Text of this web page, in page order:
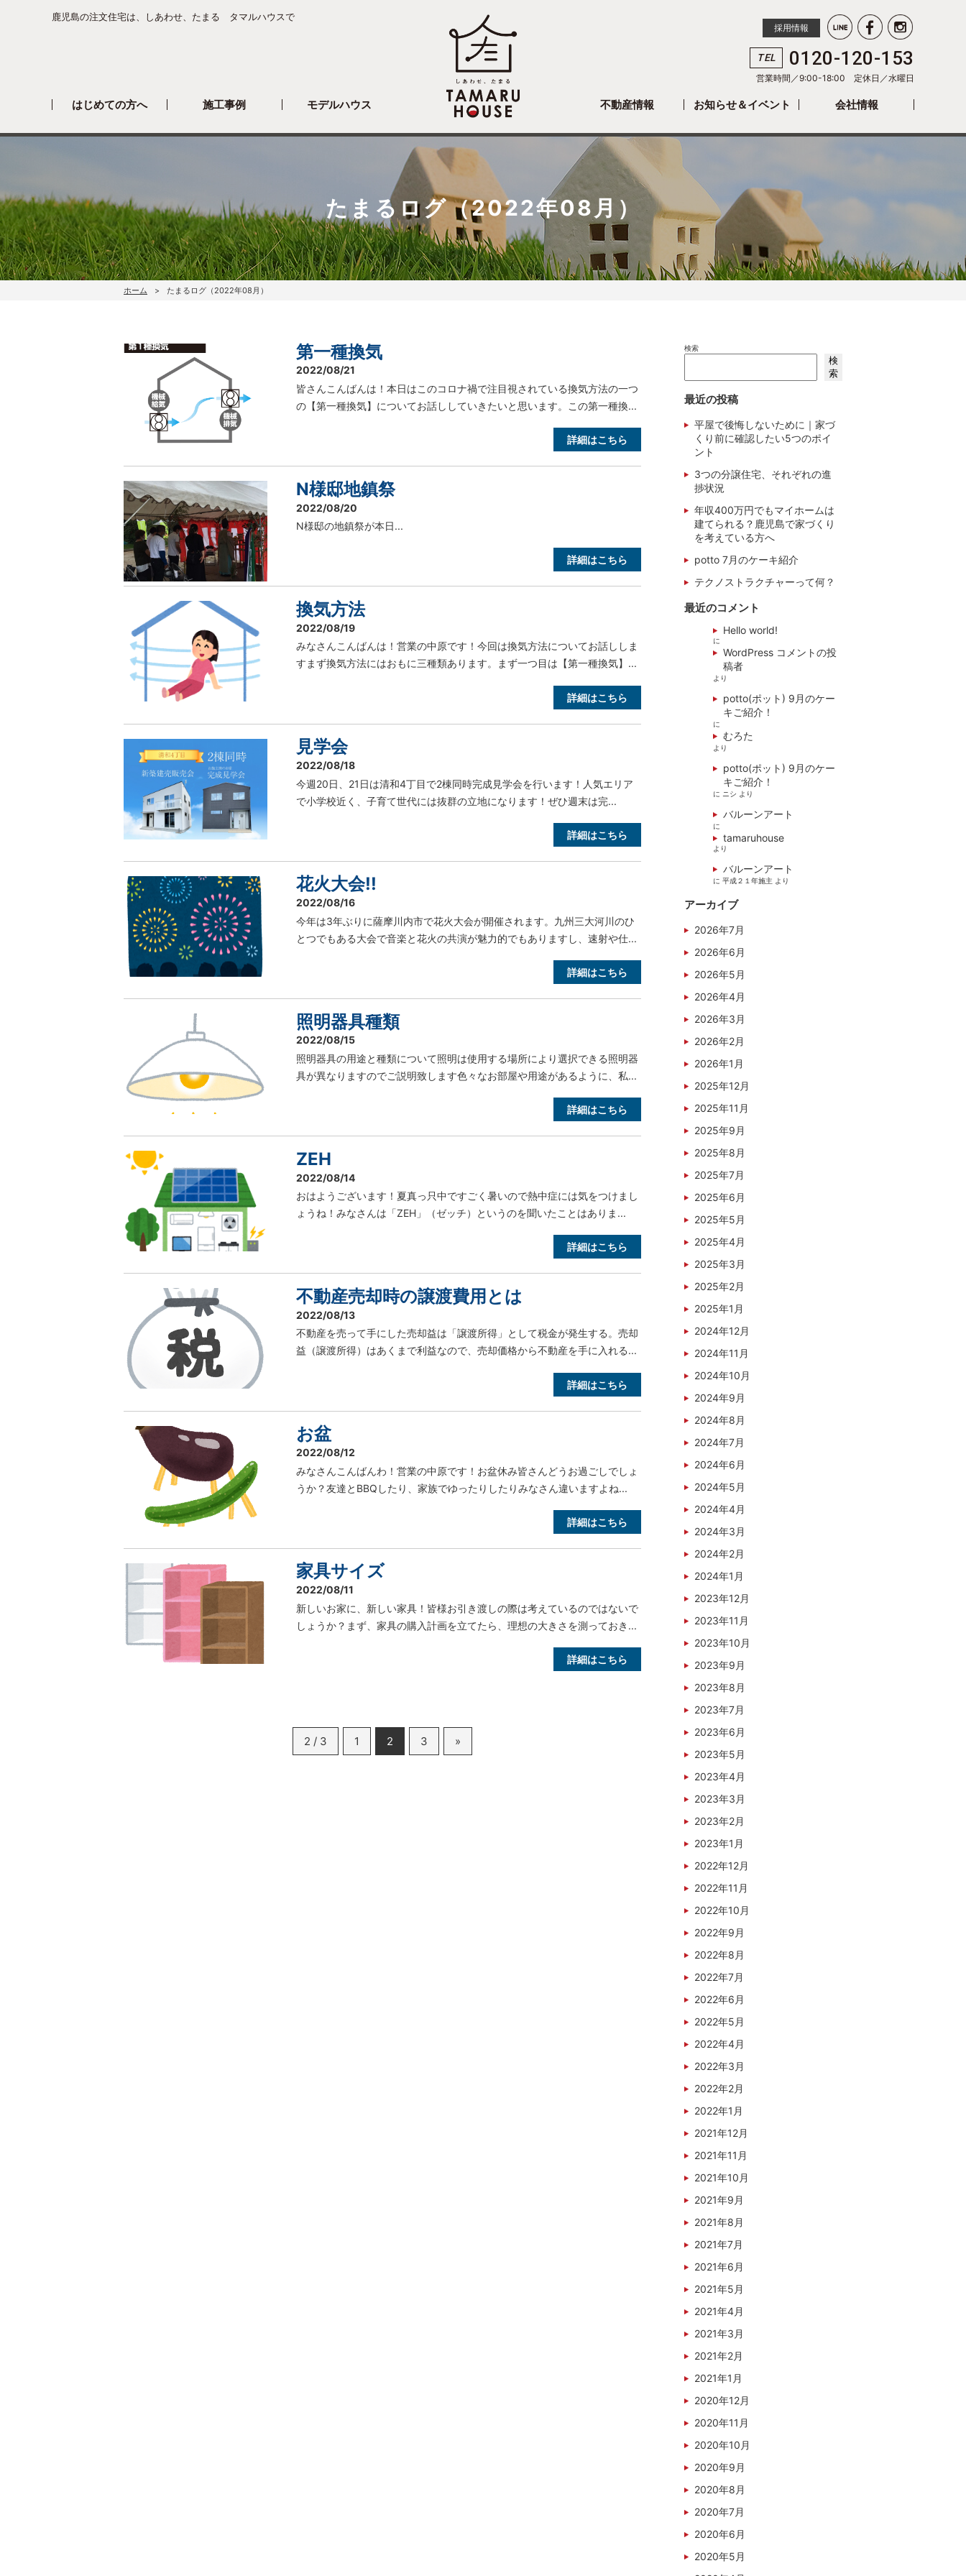
鹿児島の注文住宅は、しあわせ、たまる タマルハウスで
採用情報
TEL 0120-120-153
営業時間／9:00-18:00 定休日／水曜日
はじめての方へ 施工事例 モデルハウス 不動産情報 お知らせ＆イベント 会社情報
たまるログ（2022年08月）
ホーム たまるログ（2022年08月）
第一種換気
2022/08/21
皆さんこんばんは！本日はこのコロナ禍で注目視されている換気方法の一つ
の【第一種換気】についてお話ししていきたいと思います。この第一種換...
詳細はこちら
N様邸地鎮祭
2022/08/20
N様邸の地鎮祭が本日...
詳細はこちら
換気方法
2022/08/19
みなさんこんばんは！営業の中原です！今回は換気方法についてお話ししま
すまず換気方法にはおもに三種類あります。まず一つ目は【第一種換気】...
詳細はこちら
見学会
2022/08/18
今週20日、21日は清和4丁目で2棟同時完成見学会を行います！人気エリア
で小学校近く、子育て世代には抜群の立地になります！ぜひ週末は完...
詳細はこちら
花火大会!!
2022/08/16
今年は3年ぶりに薩摩川内市で花火大会が開催されます。九州三大河川のひ
とつでもある大会で音楽と花火の共演が魅力的でもありますし、速射や仕...
詳細はこちら
照明器具種類
2022/08/15
照明器具の用途と種類について照明は使用する場所により選択できる照明器
具が異なりますのでご説明致します色々なお部屋や用途があるように、私...
詳細はこちら
ZEH
2022/08/14
おはようございます！夏真っ只中ですごく暑いので熱中症には気をつけまし
ょうね！みなさんは「ZEH」（ゼッチ）というのを聞いたことはありま...
詳細はこちら
不動産売却時の譲渡費用とは
2022/08/13
不動産を売って手にした売却益は「譲渡所得」として税金が発生する。売却
益（譲渡所得）はあくまで利益なので、売却価格から不動産を手に入れる...
詳細はこちら
お盆
2022/08/12
みなさんこんばんわ！営業の中原です！お盆休み皆さんどうお過ごしでしょ
うか？友達とBBQしたり、家族でゆったりしたりみなさん違いますよね...
詳細はこちら
家具サイズ
2022/08/11
新しいお家に、新しい家具！皆様お引き渡しの際は考えているのではないで
しょうか？まず、家具の購入計画を立てたら、理想の大きさを測っておき...
詳細はこちら
2 / 3 1 2 3 »
検索
検
索
最近の投稿
平屋で後悔しないために｜家づ
くり前に確認したい5つのポイ
ント
3つの分譲住宅、それぞれの進
捗状況
年収400万円でもマイホームは
建てられる？鹿児島で家づくり
を考えている方へ
potto 7月のケーキ紹介
テクノストラクチャーって何？
最近のコメント
Hello world!
に
WordPress コメントの投
稿者
より
potto(ポット) 9月のケー
キご紹介！
に
むろた
より
potto(ポット) 9月のケー
キご紹介！
に ニシ より
バルーンアート
に
tamaruhouse
より
バルーンアート
に 平成２１年施主 より
アーカイブ
2026年7月
2026年6月
2026年5月
2026年4月
2026年3月
2026年2月
2026年1月
2025年12月
2025年11月
2025年9月
2025年8月
2025年7月
2025年6月
2025年5月
2025年4月
2025年3月
2025年2月
2025年1月
2024年12月
2024年11月
2024年10月
2024年9月
2024年8月
2024年7月
2024年6月
2024年5月
2024年4月
2024年3月
2024年2月
2024年1月
2023年12月
2023年11月
2023年10月
2023年9月
2023年8月
2023年7月
2023年6月
2023年5月
2023年4月
2023年3月
2023年2月
2023年1月
2022年12月
2022年11月
2022年10月
2022年9月
2022年8月
2022年7月
2022年6月
2022年5月
2022年4月
2022年3月
2022年2月
2022年1月
2021年12月
2021年11月
2021年10月
2021年9月
2021年8月
2021年7月
2021年6月
2021年5月
2021年4月
2021年3月
2021年2月
2021年1月
2020年12月
2020年11月
2020年10月
2020年9月
2020年8月
2020年7月
2020年6月
2020年5月